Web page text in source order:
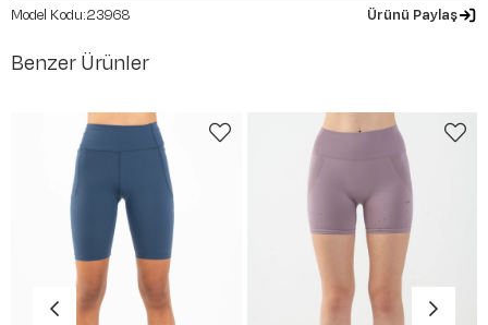
23968 Ürünü Paylaş
Benzer Ürünler